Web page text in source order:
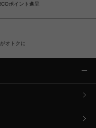
ポイント進呈
オトクに